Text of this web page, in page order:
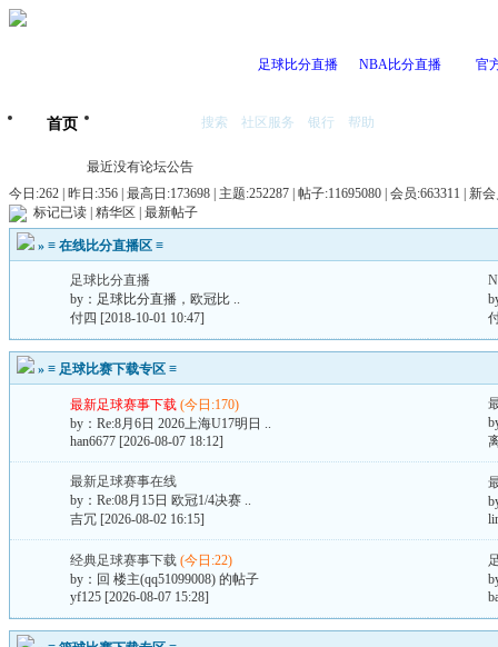
足球比分直播 NBA比分直播 官
首页 搜索 社区服务 银行 帮助
最近没有论坛公告
今日:262 | 昨日:356 | 最高日:173698 | 主题:252287 | 帖子:11695080 | 会员:663311 | 新
标记已读 精华区 最新帖子
» ≡ 在线比分直播区 ≡
足球比分直播
by： 足球比分直播，欧冠比 ..
付四 [2018-10-01 10:47]
» ≡ 足球比赛下载专区 ≡
最新足球赛事下载 (今日:170)
by： Re:8月6日 2026上海U17明日 ..
han6677 [2026-08-07 18:12]
最新足球赛事在线
by： Re:08月15日 欧冠1/4决赛 ..
吉冗 [2026-08-02 16:15]
经典足球赛事下载 (今日:22)
by： 回 楼主(qq51099008) 的帖子
yf125 [2026-08-07 15:28]